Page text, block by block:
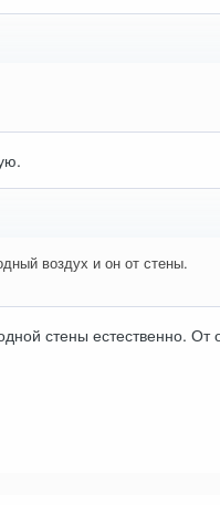
воздух и он от стены.
стены естественно. От